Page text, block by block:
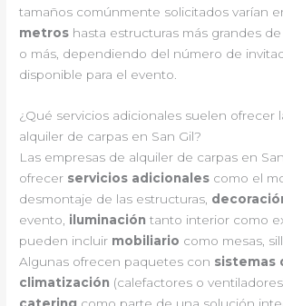
tamaños comúnmente solicitados varían
metros hasta estructuras más grandes de
o más, dependiendo del número de
disponible para el evento.
¿Qué servicios adicionales suelen ofrecer
alquiler de carpas en San Gil?
Las empresas de alquiler de carpas en
ofrecer servicios adicionales como el
desmontaje de las estructuras,
evento, iluminación tanto interior como
pueden incluir mobiliario como mesas,
Algunas ofrecen paquetes con sistemas
climatización (calefactores o